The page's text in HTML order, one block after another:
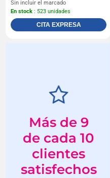
Sin incluir el marcado
En stock : 523 unidades
CITA EXPRESA
Más de 9
de cada 10
clientes
satisfechos